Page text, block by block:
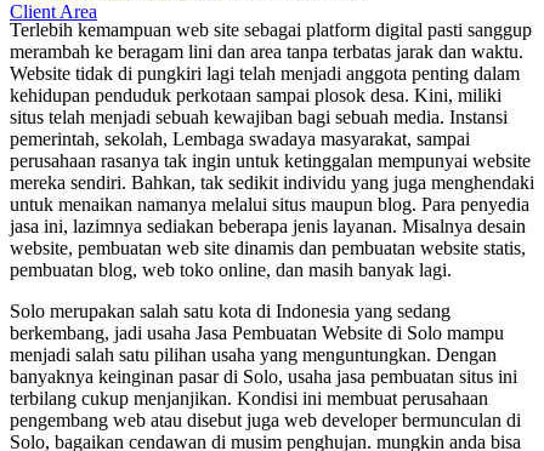
Client Area
Terlebih kemampuan web site sebagai platform digital pasti sanggup
merambah ke beragam lini dan area tanpa terbatas jarak dan waktu.
Website tidak di pungkiri lagi telah menjadi anggota penting dalam
kehidupan penduduk perkotaan sampai plosok desa. Kini, miliki
situs telah menjadi sebuah kewajiban bagi sebuah media. Instansi
pemerintah, sekolah, Lembaga swadaya masyarakat, sampai
perusahaan rasanya tak ingin untuk ketinggalan mempunyai website
mereka sendiri. Bahkan, tak sedikit individu yang juga menghendaki
untuk menaikan namanya melalui situs maupun blog. Para penyedia
jasa ini, lazimnya sediakan beberapa jenis layanan. Misalnya desain
website, pembuatan web site dinamis dan pembuatan website statis,
pembuatan blog, web toko online, dan masih banyak lagi.
Solo merupakan salah satu kota di Indonesia yang sedang
berkembang, jadi usaha Jasa Pembuatan Website di Solo mampu
menjadi salah satu pilihan usaha yang menguntungkan. Dengan
banyaknya keinginan pasar di Solo, usaha jasa pembuatan situs ini
terbilang cukup menjanjikan. Kondisi ini membuat perusahaan
pengembang web atau disebut juga web developer bermunculan di
Solo, bagaikan cendawan di musim penghujan. mungkin anda bisa